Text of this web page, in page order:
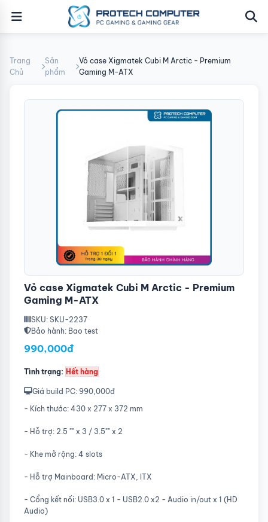
Trang
Chủ
Sản
phẩm
Vỏ case Xigmatek Cubi M Arctic - Premium
Gaming M-ATX
Vỏ case Xigmatek Cubi M Arctic - Premium
Gaming M-ATX
SKU: SKU-2237
Bảo hành: Bao test
990,000đ
Tình trạng: Hết hàng
Giá build PC: 990,000đ
- Kích thước: 430 x 277 x 372 mm
- Hỗ trợ: 2.5 "" x 3 / 3.5"" x 2
- Khe mở rộng: 4 slots
- Hỗ trợ Mainboard: Micro-ATX, ITX
- Cổng kết nối: USB3.0 x 1 - USB2.0 x2 - Audio in/out x 1 (HD
Audio)